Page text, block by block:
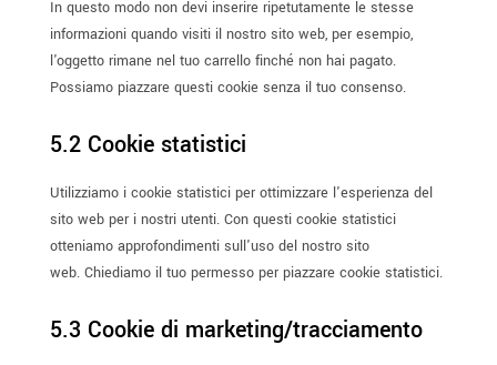
In questo modo non devi inserire ripetutamente le stesse
informazioni quando visiti il nostro sito web, per esempio,
l'oggetto rimane nel tuo carrello finché non hai pagato.
Possiamo piazzare questi cookie senza il tuo consenso.
5.2 Cookie statistici
Utilizziamo i cookie statistici per ottimizzare l'esperienza del
sito web per i nostri utenti. Con questi cookie statistici
otteniamo approfondimenti sull'uso del nostro sito
web. Chiediamo il tuo permesso per piazzare cookie statistici.
5.3 Cookie di marketing/tracciamento